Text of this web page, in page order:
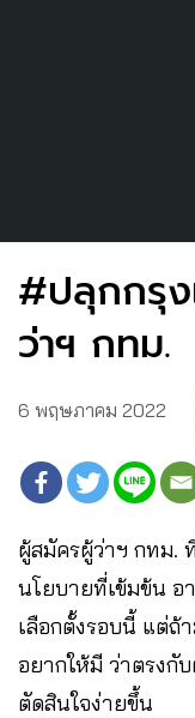
#ปลุกกรุ
ว่าฯ กทม.
6 พฤษภาคม 2022
ผู้สมัครผู้ว่าฯ กทม.
นโยบายที่เข้มข้น อ
เลือกตั้งรอบนี้ แต่ถ้
อยากให้มี ว่าตรงกั
ตัดสินใจง่ายขึ้น